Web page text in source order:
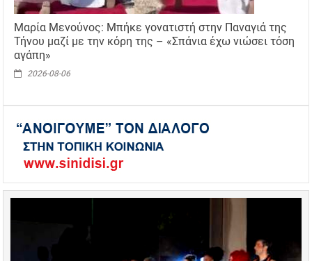
Μαρία Μενούνος: Μπήκε γονατιστή στην Παναγιά της
Τήνου μαζί με την κόρη της – «Σπάνια έχω νιώσει τόση
αγάπη»
2026-08-06